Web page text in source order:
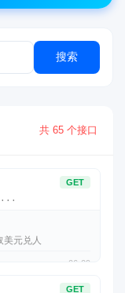
搜索
共 65 个接口
GET
美元兑人
06-09
GET